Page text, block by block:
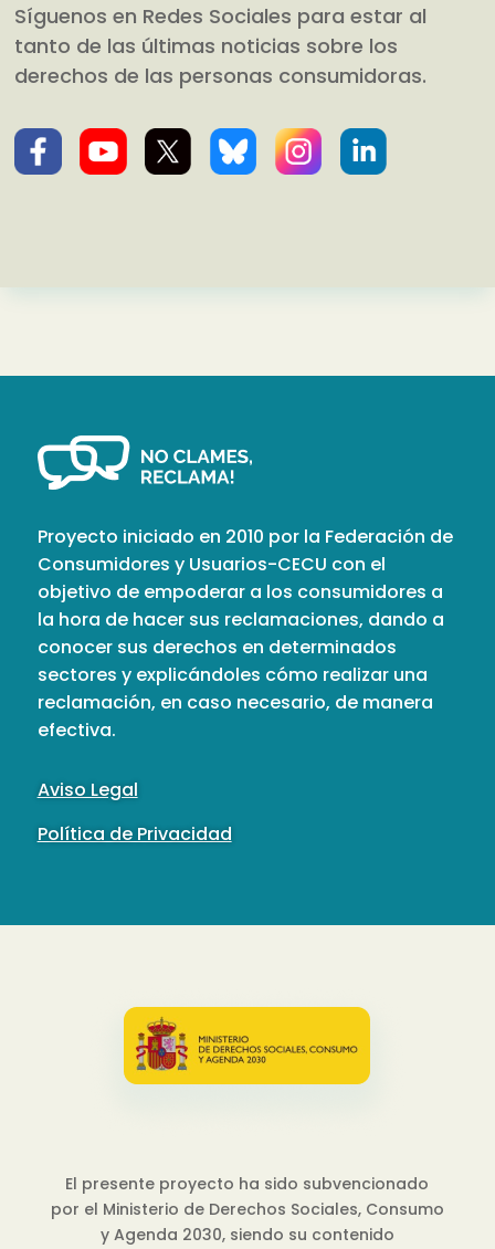
Síguenos en Redes Sociales para estar al
tanto de las últimas noticias sobre los
derechos de las personas consumidoras.
Proyecto iniciado en 2010 por la Federación de
Consumidores y Usuarios-CECU con el
objetivo de empoderar a los consumidores a
la hora de hacer sus reclamaciones, dando a
conocer sus derechos en determinados
sectores y explicándoles cómo realizar una
reclamación, en caso necesario, de manera
efectiva.
Aviso Legal
Política de Privacidad
El presente proyecto ha sido subvencionado
por el Ministerio de Derechos Sociales, Consumo
y Agenda 2030, siendo su contenido